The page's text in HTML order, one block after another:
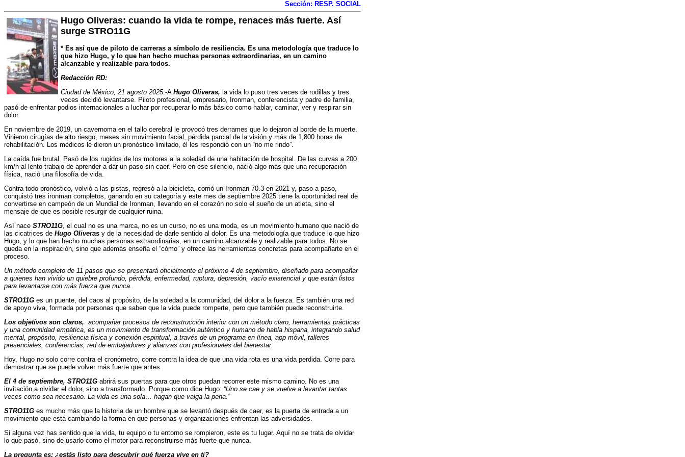
Sección: RESP. SOCIAL
Hugo Oliveras: cuando la vida te rompe, renaces más fuerte. Así
surge STRO11G
* Es así que de piloto de carreras a símbolo de resiliencia. Es una metodología que traduce lo
que hizo Hugo, y lo que han hecho muchas personas extraordinarias, en un camino
alcanzable y realizable para todos.
Redacción RD:
Ciudad de México, 21 agosto 2025.-A Hugo Oliveras, la vida lo puso tres veces de rodillas y tres
veces decidió levantarse. Piloto profesional, empresario, Ironman, conferencista y padre de familia,
pasó de enfrentar podios internacionales a luchar por recuperar lo más básico como hablar, caminar, ver y respirar sin
dolor.
En noviembre de 2019, un cavernoma en el tallo cerebral le provocó tres derrames que lo dejaron al borde de la muerte.
Vinieron cirugías de alto riesgo, meses sin movimiento facial, pérdida parcial de la visión y más de 1,800 horas de
rehabilitación. Los médicos le dieron un pronóstico limitado, él les respondió con un “no me rindo”.
La caída fue brutal. Pasó de los rugidos de los motores a la soledad de una habitación de hospital. De las curvas a 200
km/h al lento trabajo de aprender a dar un paso sin caer. Pero en ese silencio, nació algo más que una recuperación
física, nació una filosofía de vida.
Contra todo pronóstico, volvió a las pistas, regresó a la bicicleta, corrió un Ironman 70.3 en 2021 y, paso a paso,
conquistó tres ironman completos, ganando en su categoría y este mes de septiembre 2025 tiene la oportunidad real de
convertirse en campeón de un Mundial de Ironman, llevando en el corazón no solo el sueño de un atleta, sino el
mensaje de que es posible resurgir de cualquier ruina.
Así nace STRO11G, el cual no es una marca, no es un curso, no es una moda, es un movimiento humano que nació de
las cicatrices de Hugo Oliveras y de la necesidad de darle sentido al dolor. Es una metodología que traduce lo que hizo
Hugo, y lo que han hecho muchas personas extraordinarias, en un camino alcanzable y realizable para todos. No se
queda en la inspiración, sino que además enseña el “cómo” y ofrece las herramientas concretas para acompañarte en el
proceso.
Un método completo de 11 pasos que se presentará oficialmente el próximo 4 de septiembre, diseñado para acompañar
a quienes han vivido un quiebre profundo, pérdida, enfermedad, ruptura, depresión, vacío existencial y que están listos
para levantarse con más fuerza que nunca.
STRO11G es un puente, del caos al propósito, de la soledad a la comunidad, del dolor a la fuerza. Es también una red
de apoyo viva, formada por personas que saben que la vida puede romperte, pero que también puede reconstruirte.
Los objetivos son claros, acompañar procesos de reconstrucción interior con un método claro, herramientas prácticas
y una comunidad empática, es un movimiento de transformación auténtico y humano de habla hispana, integrando salud
mental, propósito, resiliencia física y conexión espiritual, a través de un programa en línea, app móvil, talleres
presenciales, conferencias, red de embajadores y alianzas con profesionales del bienestar.
Hoy, Hugo no solo corre contra el cronómetro, corre contra la idea de que una vida rota es una vida perdida. Corre para
demostrar que se puede volver más fuerte que antes.
El 4 de septiembre, STRO11G abrirá sus puertas para que otros puedan recorrer este mismo camino. No es una
invitación a olvidar el dolor, sino a transformarlo. Porque como dice Hugo: “Uno se cae y se vuelve a levantar tantas
veces como sea necesario. La vida es una sola… hagan que valga la pena.”
STRO11G es mucho más que la historia de un hombre que se levantó después de caer, es la puerta de entrada a un
movimiento que está cambiando la forma en que personas y organizaciones enfrentan las adversidades.
Si alguna vez has sentido que la vida, tu equipo o tu entorno se rompieron, este es tu lugar. Aquí no se trata de olvidar
lo que pasó, sino de usarlo como el motor para reconstruirse más fuerte que nunca.
La pregunta es: ¿estás listo para descubrir qué fuerza vive en ti?